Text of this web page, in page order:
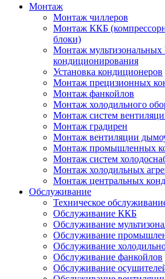
Монтаж
Монтаж чиллеров
Монтаж ККБ
блоки)
Монтаж
кондиционирования
Установка кондиционеров
Монтаж прецизионных
Монтаж фанкойлов
Монтаж холодильного
Монтаж систем
Монтаж градирен
Монтаж вентиляции
Монтаж промышленных
Монтаж систем
Монтаж холодильных
Монтаж центральных
Обслуживание
Техническое
Обслуживание ККБ
Обслуживание
Обслуживание
Обслуживание
Обслуживание фанкойлов
Обслуживание